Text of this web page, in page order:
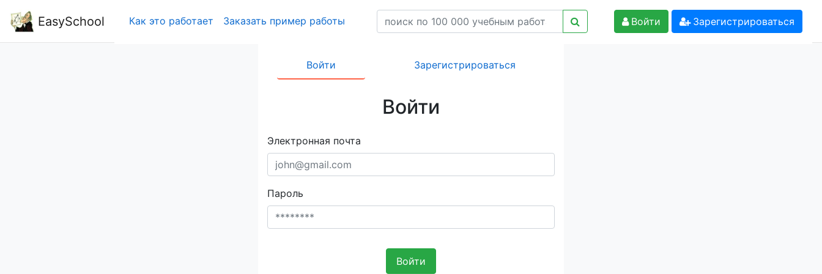
EasySchool Как это работает Заказать пример работы Войти Зарегистрироваться
Войти Зарегистрироваться
Войти
Электронная почта
Пароль